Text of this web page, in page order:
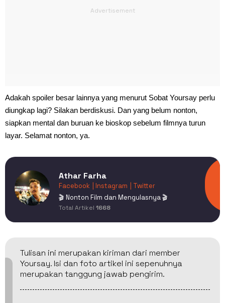
Adakah spoiler besar lainnya yang menurut Sobat Yoursay perlu
diungkap lagi? Silakan berdiskusi. Dan yang belum nonton,
siapkan mental dan buruan ke bioskop sebelum filmnya turun
layar. Selamat nonton, ya.
Athar Farha
Facebook | Instagram
| Twitter
🎬 Nonton Film dan Mengulasnya 🎬
Total Artikel 1668
Tulisan ini merupakan kiriman dari member
Yoursay. Isi dan foto artikel ini sepenuhnya
merupakan tanggung jawab pengirim.